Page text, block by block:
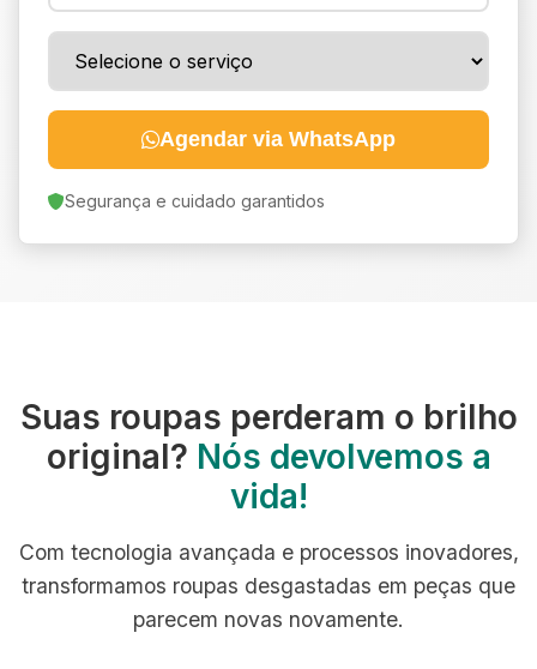
Agendar via WhatsApp
Segurança e cuidado garantidos
Suas roupas perderam o brilho
original? Nós devolvemos a
vida!
Com tecnologia avançada e processos inovadores,
transformamos roupas desgastadas em peças que
parecem novas novamente.